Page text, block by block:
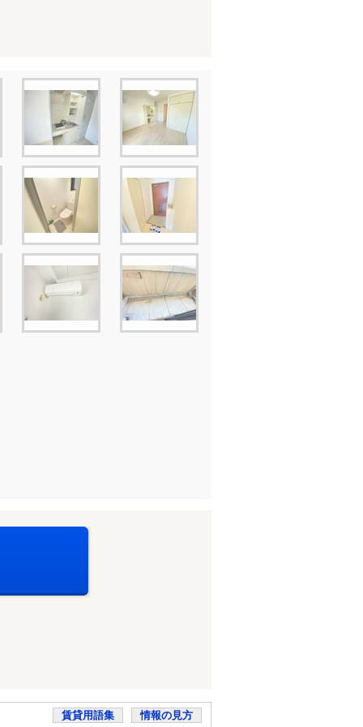
賃貸用語集 情報の見方